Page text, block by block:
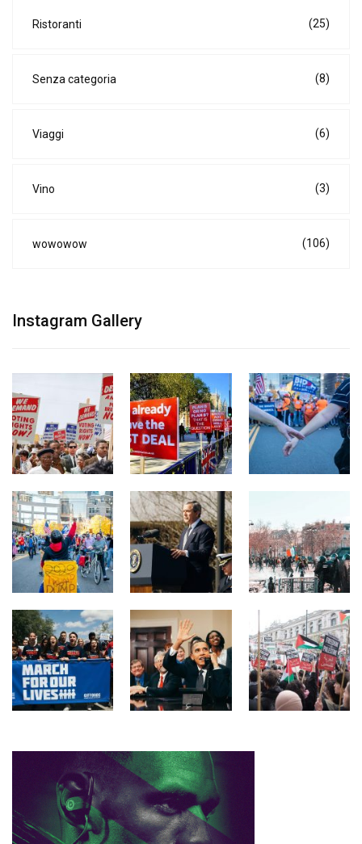
Ristoranti (25)
Senza categoria (8)
Viaggi (6)
Vino (3)
wowowow (106)
Instagram Gallery